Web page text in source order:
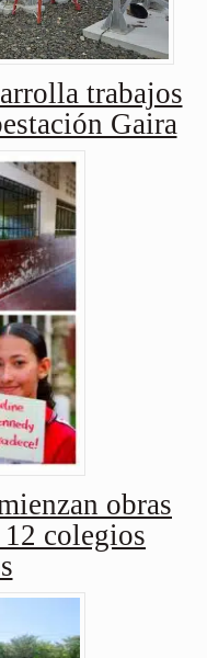
trabajos
Gaira
obras
colegios